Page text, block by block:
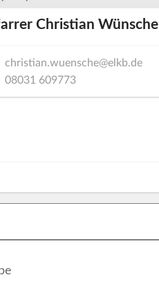
Christian Wünsche
christian.wuensche@elkb.de
08031 609773